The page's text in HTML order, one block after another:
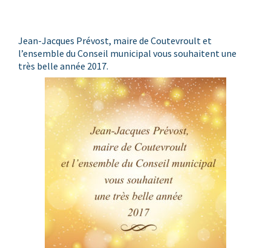
Jean-Jacques Prévost, maire de Coutevroult et
l’ensemble du Conseil municipal vous souhaitent une
très belle année 2017.